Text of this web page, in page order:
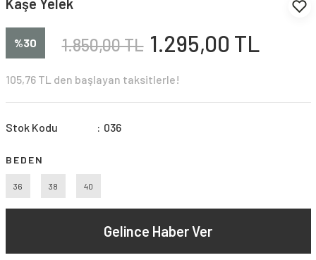
Kaşe Yelek
%30 1.850,00 TL 1.295,00 TL
105,76 TL den başlayan taksitlerle!
Stok Kodu 036
BEDEN
36 38 40
Gelince Haber Ver